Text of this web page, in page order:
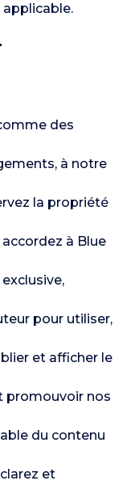
des
à notre
la propriété
à Blue
pour utiliser,
et afficher le
promouvoir nos
du contenu
et